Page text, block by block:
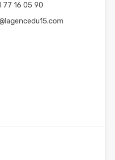
77 16 05 90